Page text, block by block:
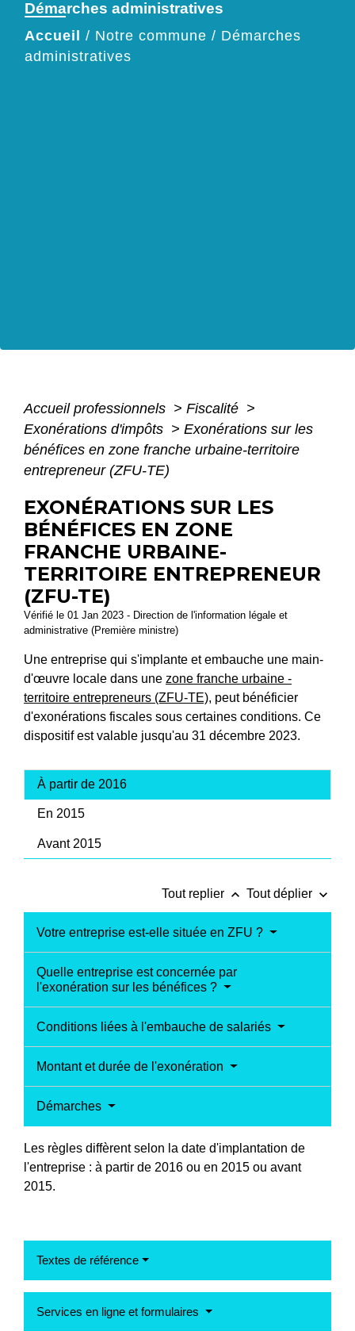
Démarches administratives
Accueil / Notre commune / Démarches
administratives
Accueil professionnels > Fiscalité >
Exonérations d'impôts > Exonérations sur les
bénéfices en zone franche urbaine-territoire
entrepreneur (ZFU-TE)
EXONÉRATIONS SUR LES
BÉNÉFICES EN ZONE
FRANCHE URBAINE-
TERRITOIRE ENTREPRENEUR
(ZFU-TE)
Vérifié le 01 Jan 2023 - Direction de l'information légale et
administrative (Première ministre)
Une entreprise qui s'implante et embauche une main-
d'œuvre locale dans une zone franche urbaine -
territoire entrepreneurs (ZFU-TE), peut bénéficier
d'exonérations fiscales sous certaines conditions. Ce
dispositif est valable jusqu'au 31 décembre 2023.
À partir de 2016
En 2015
Avant 2015
Tout replier keyboard_arrow_up Tout déplier keyboard_arrow_down
Votre entreprise est-elle située en ZFU ?
Quelle entreprise est concernée par
l'exonération sur les bénéfices ?
Conditions liées à l'embauche de salariés
Montant et durée de l'exonération
Démarches
Les règles diffèrent selon la date d'implantation de
l'entreprise : à partir de 2016 ou en 2015 ou avant
2015.
Textes de référence
Services en ligne et formulaires